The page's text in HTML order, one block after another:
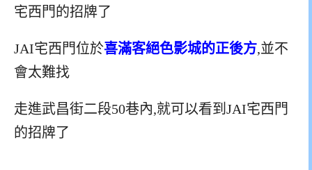
宅西門的招牌了
JAI宅西門位於喜滿客絕色影城的正後方,並不
會太難找
走進武昌街二段50巷內,就可以看到JAI宅西門
的招牌了